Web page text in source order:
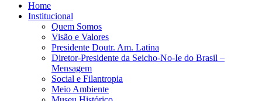
Home
Institucional
Quem Somos
Visão e Valores
Presidente Doutr. Am. Latina
Diretor-Presidente da Seicho-No-Ie do Brasil –
Mensagem
Social e Filantropia
Meio Ambiente